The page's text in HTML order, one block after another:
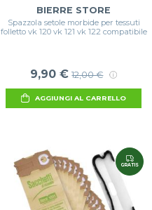
BIERRE STORE
Spazzola setole morbide per tessuti
folletto vk 120 vk 121 vk 122 compatibile
9,90 € 12,00 €
AGGIUNGI AL CARRELLO
GRATIS